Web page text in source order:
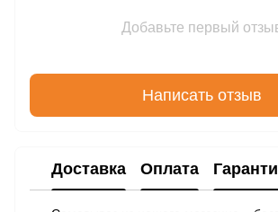
Добавьте первый
Написать отзыв
Доставка Оплата